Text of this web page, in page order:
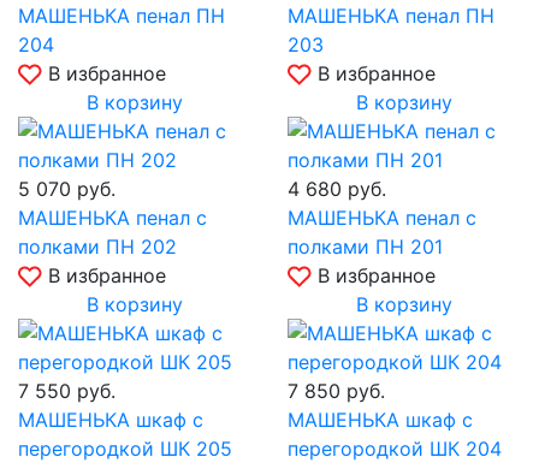
МАШЕНЬКА пенал ПН
204
В избранное
В корзину
МАШЕНЬКА пенал ПН
203
В избранное
В корзину
5 070 руб.
МАШЕНЬКА пенал с
полками ПН 202
В избранное
В корзину
4 680 руб.
МАШЕНЬКА пенал с
полками ПН 201
В избранное
В корзину
7 550 руб.
МАШЕНЬКА шкаф с
перегородкой ШК 205
7 850 руб.
МАШЕНЬКА шкаф с
перегородкой ШК 204